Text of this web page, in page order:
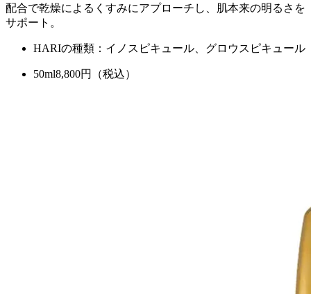
配合で乾燥によるくすみにアプローチし、肌本来の明るさを
サポート。
HARIの種類：イノスピキュール、グロウスピキュール
50ml8,800円（税込）